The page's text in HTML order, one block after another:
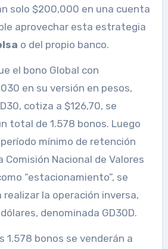
solo $200,000 en una cuenta
aprovechar esta estrategia
o del propio banco.
el bono Global con
en su versión en pesos,
cotiza a $126,70, se
total de 1.578 bonos. Luego
mínimo de retención
Comisión Nacional de Valores
“estacionamiento”, se
realizar la operación inversa,
denominada GD30D.
1.578 bonos se venderán a